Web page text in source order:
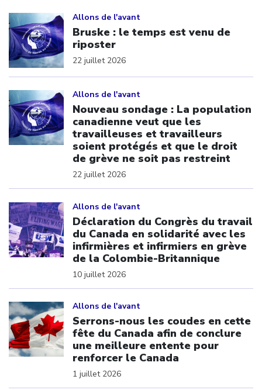
Allons de l'avant
Bruske : le temps est venu de
riposter
22 juillet 2026
Allons de l'avant
Nouveau sondage : La population
canadienne veut que les
travailleuses et travailleurs
soient protégés et que le droit
de grève ne soit pas restreint
22 juillet 2026
Allons de l'avant
Déclaration du Congrès du travail
du Canada en solidarité avec les
infirmières et infirmiers en grève
de la Colombie-Britannique
10 juillet 2026
Allons de l'avant
Serrons-nous les coudes en cette
fête du Canada afin de conclure
une meilleure entente pour
renforcer le Canada
1 juillet 2026